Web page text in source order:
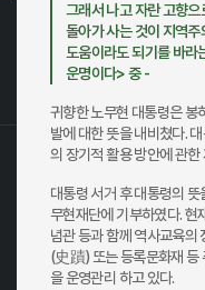
봉하사업본부 1551-0225
봉하장날(영농법인 봉하마을)
생가쉼터(봉하재단)
재단소개
개인정보처리방침
그래서 나고 자란 고향
돌아가 사는 것이 지역
도움이라도 되기를 바라
운명이다> 중 -
귀향한 노무현 대통령은 봉
발에 대한 뜻을 내비쳤다.
의 장기적 활용 방안에 관한
대통령 서거 후 대통령의
무현재단에 기부하였다. 현
념관 등과 함께 역사교육의
(史蹟) 또는 등록문화재 등
을 운영관리 하고 있다.